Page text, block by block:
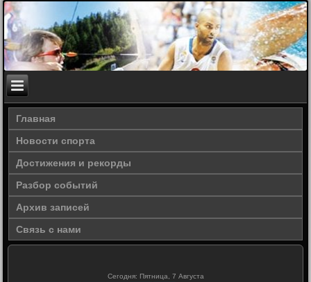
Главная
Новости спорта
Достижения и рекорды
Разбор событий
Архив записей
Связь с нами
Сегодня: Пятница, 7 Августа